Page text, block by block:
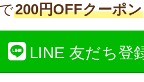
200円OFFクーポン
LINE 友だち登